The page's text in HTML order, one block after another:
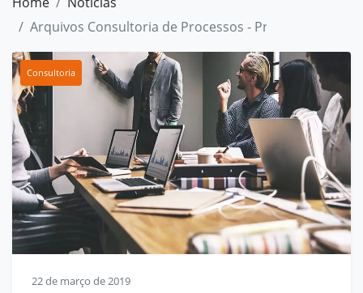
Treinamentos
Pró
Gestão
Cases
e
Depoimentos
Blog
Contato
Arquivos Consultoria de Processos - Prosphera
Consultoria
22 de março de 2019